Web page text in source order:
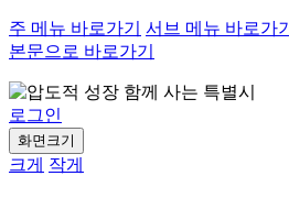
주 메뉴 바로가기 서브 메뉴 바로가기
본문으로 바로가기
로그인
화면크기
크게 작게